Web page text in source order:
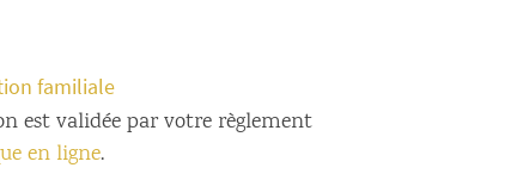
familiale
est validée par votre règlement
en ligne.